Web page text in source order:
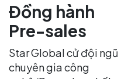
Đồng hành
Pre-sales
Star Global cử đội ngũ
chuyên gia công